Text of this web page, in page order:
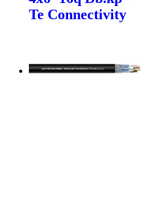
Te Connectivity